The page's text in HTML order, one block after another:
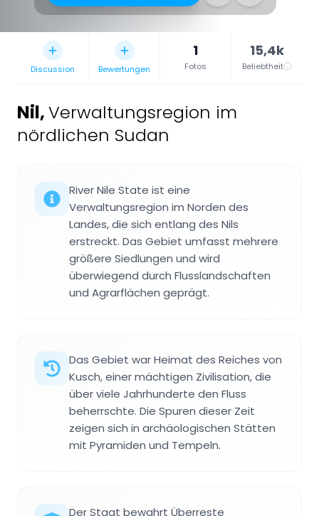
Discussion Bewertungen
1
Fotos
15,4k
Beliebtheit
Nil,Verwaltungsregion im
nördlichen Sudan
River Nile State ist eine
Verwaltungsregion im Norden des
Landes, die sich entlang des Nils
erstreckt. Das Gebiet umfasst mehrere
größere Siedlungen und wird
überwiegend durch Flusslandschaften
und Agrarflächen geprägt.
Das Gebiet war Heimat des Reiches von
Kusch, einer mächtigen Zivilisation, die
über viele Jahrhunderte den Fluss
beherrschte. Die Spuren dieser Zeit
zeigen sich in archäologischen Stätten
mit Pyramiden und Tempeln.
Der Staat bewahrt Überreste